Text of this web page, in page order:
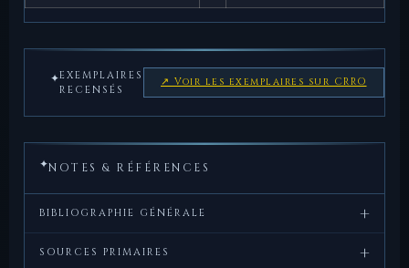
✦EXEMPLAIRES
RECENSÉS
↗ Voir les exemplaires sur CRRO
✦NOTES & RÉFÉRENCES
BIBLIOGRAPHIE GÉNÉRALE +
Crawford,Roman
SOURCES PRIMAIRES +